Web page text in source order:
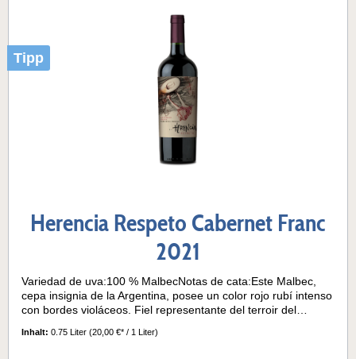
Tipp
Herencia Respeto Cabernet Franc
2021
Variedad de uva:100 % MalbecNotas de cata:Este Malbec,
cepa insignia de la Argentina, posee un color rojo rubí intenso
con bordes violáceos. Fiel representante del terroir del
aromáticas bien marcadas de ciruela, pasas de uva y
Inhalt: 0.75 Liter (20,00 €* / 1 Liter)